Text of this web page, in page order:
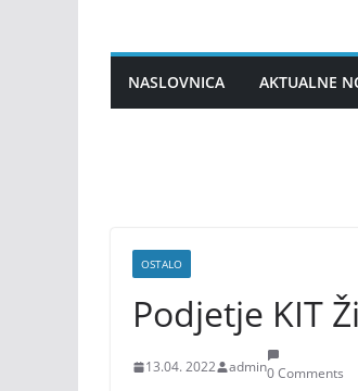
contentNASLOVNICA AKTUALNE
OSTALO
Podjetje KIT
13.04. 2022 admin0 Comments